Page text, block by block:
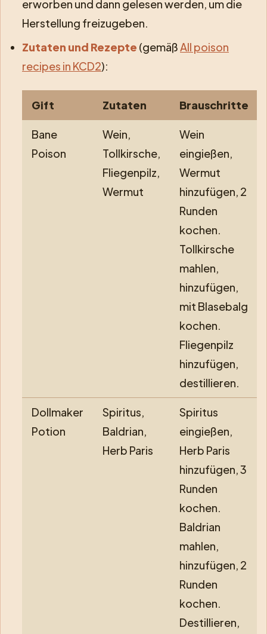
erworben und dann gelesen werden, um die
Herstellung freizugeben.
Zutaten und Rezepte (gemäßAll poison
recipes in KCD2):
Gift Zutaten Brauschritte
Bane
Poison
Wein,
Tollkirsche,
Fliegenpilz,
Wermut
Wein
eingießen,
Wermut
hinzufügen, 2
Runden
kochen.
Tollkirsche
mahlen,
hinzufügen,
mit Blasebalg
kochen.
Fliegenpilz
hinzufügen,
destillieren.
Dollmaker
Potion
Spiritus,
Baldrian,
Herb Paris
Spiritus
eingießen,
Herb Paris
hinzufügen, 3
Runden
kochen.
Baldrian
mahlen,
hinzufügen, 2
Runden
kochen.
Destillieren,